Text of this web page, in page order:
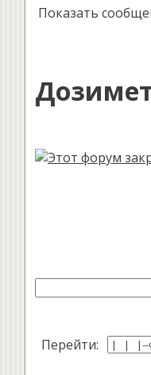
Показать
Перейти: